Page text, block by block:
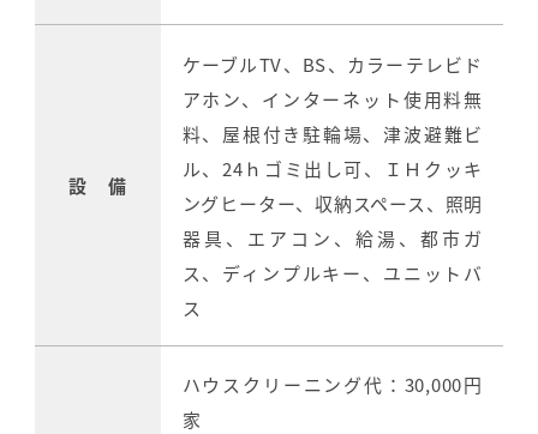
設 備
ケーブルTV、BS、カラーテレビド
アホン、インターネット使用料無
料、屋根付き駐輪場、津波避難ビ
ル、24ｈゴミ出し可、ＩＨクッキ
ングヒーター、収納スペース、照明
器具、エアコン、給湯、都市ガ
ス、ディンプルキー、ユニットバ
ス
ハウスクリーニング代：30,000円
家